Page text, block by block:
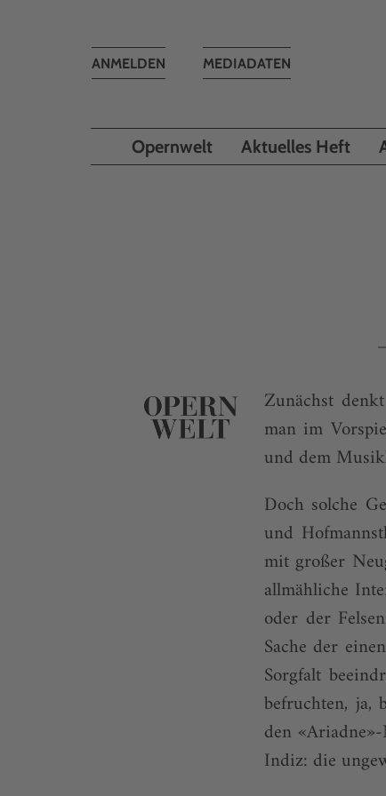
MEDIADATEN
Toggle
ANMELDEN
Opernwelt Aktuelles Heft
Zunächst
man im
und dem
Doch solche
und
mit großer
allmähliche
oder der
Sache der
Sorgfalt
befruchten, ja,
den
Indiz: die